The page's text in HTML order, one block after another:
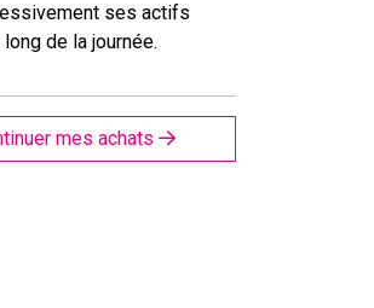
ses actifs
de la journée.
mes achats